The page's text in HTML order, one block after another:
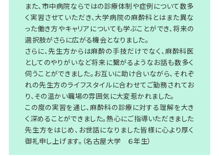
また、市中病院ならではの診療体制や症例について数多
く実習させていただき、大学病院の麻酔科とはまた異な
った働き方やキャリアについても学ぶことができ、将来の
選択肢がさらに広がる機会となりました。
さらに、先生方からは麻酔の手技だけでなく、麻酔科医
としてのやりがいなど将来に繋がるようなお話も数多く
伺うことができました。お互いに助け合いながら、それぞ
れの先生方のライフスタイルに合わせてご勤務されてお
り、その温かい職場の雰囲気に大変惹かれました。
この度の実習を通じ、麻酔科の診療に対する理解を大き
く深めることができました。熱心にご指導いただきました
先生方をはじめ、お世話になりました皆様に心より厚く
御礼申し上げます。（名古屋大学 ６年生）